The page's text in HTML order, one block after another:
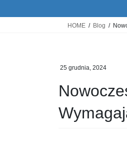
HOME Blog
25 grudnia, 2024